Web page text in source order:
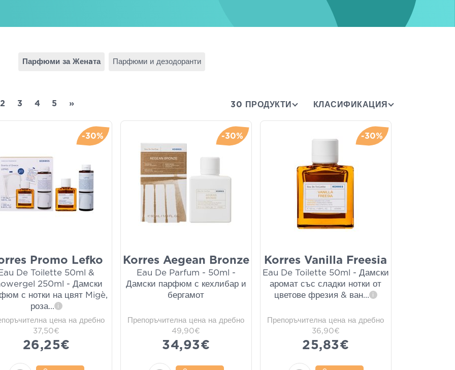
Парфюми за Женaта Парфюми и дезодоранти
2 3 4 5 » 30 ПРОДУКТИ КЛАСИФИКАЦИЯ
-30%
Promo Lefko
Eau De Toilette 50ml &
250ml - Дамски
с нотки на цвят Migè,
роза... i
цена на дребно
37,50€
26,25€
-30%
Korres Aegean Bronze
Eau De Parfum - 50ml -
Дамски парфюм с кехлибар и
бергамот
Препоръчителна цена на дребно
49,90€
34,93€
-30%
Korres Vanilla Freesia
Eau De Toilette 50ml - Дамски
аромат със сладки нотки от
цветове фрезия & ван... i
Препоръчителна цена на дребно
36,90€
25,83€